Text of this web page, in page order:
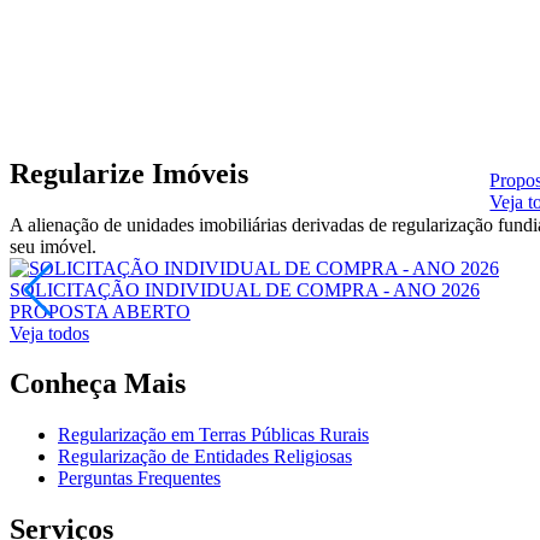
Veja
Regularize Imóveis
A alienação de unidades imobiliárias derivadas de regularização
seu imóvel.
SOLICITAÇÃO INDIVIDUAL DE COMPRA - ANO 2026
PROPOSTA ABERTO
Veja todos
Conheça Mais
Regularização em Terras Públicas Rurais
Regularização de Entidades Religiosas
Perguntas Frequentes
Serviços